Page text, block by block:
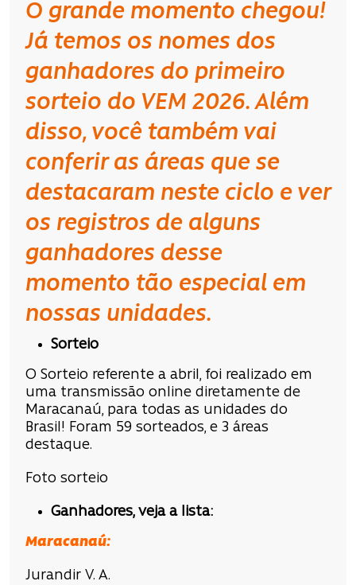
O grande momento chegou!
Já temos os nomes dos
ganhadores do primeiro
sorteio do VEM 2026. Além
disso, você também vai
conferir as áreas que se
destacaram neste ciclo e ver
os registros de alguns
ganhadores desse
momento tão especial em
nossas unidades.
Sorteio
O Sorteio referente a abril, foi realizado em
uma transmissão online diretamente de
Maracanaú, para todas as unidades do
Brasil! Foram 59 sorteados, e 3 áreas
destaque.
Foto sorteio
Ganhadores, veja a lista:
Maracanaú:
Jurandir V. A.